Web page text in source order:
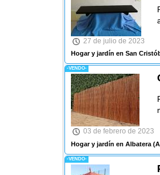
27 de julio de 2023
Hogar y jardín en San
-VENDO-
03 de febrero de 2023
Hogar y jardín en Albatera
-VENDO-